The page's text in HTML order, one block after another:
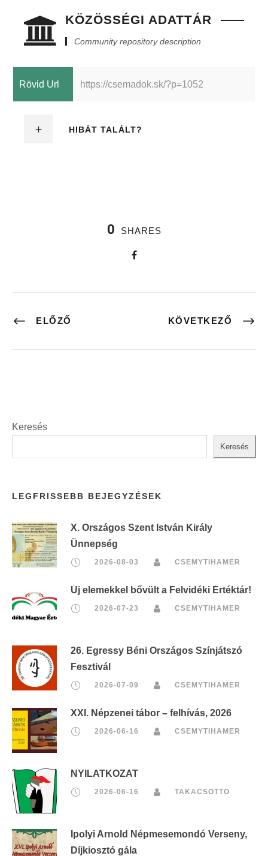
KÖZÖSSÉGI ADATTÁR
Community repository description
Rövid Url https://csemadok.sk/?p=1052
HIBÁT TALÁLT?
0 SHARES
ELŐZŐ KÖVETKEZŐ
Keresés
Keresés
LEGFRISSEBB BEJEGYZÉSEK
X. Országos Szent István Király
Ünnepség
2026-08-03 CSEMYTIHAMER
Új elemekkel bővült a Felvidéki Értéktár!
2026-07-23 CSEMYTIHAMER
26. Egressy Béni Országos Színjátszó
Fesztivál
2026-07-09 CSEMYTIHAMER
XXI. Népzenei tábor – felhívás, 2026
2026-06-16 CSEMYTIHAMER
NYILATKOZAT
2026-06-16 TAKACSOTTO
Ipolyi Arnold Népmesemondó Verseny,
Díjkiosztó gála